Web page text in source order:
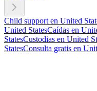
Child support en United
United StatesCaídas en
StatesCustodias en United
StatesConsulta gratis en